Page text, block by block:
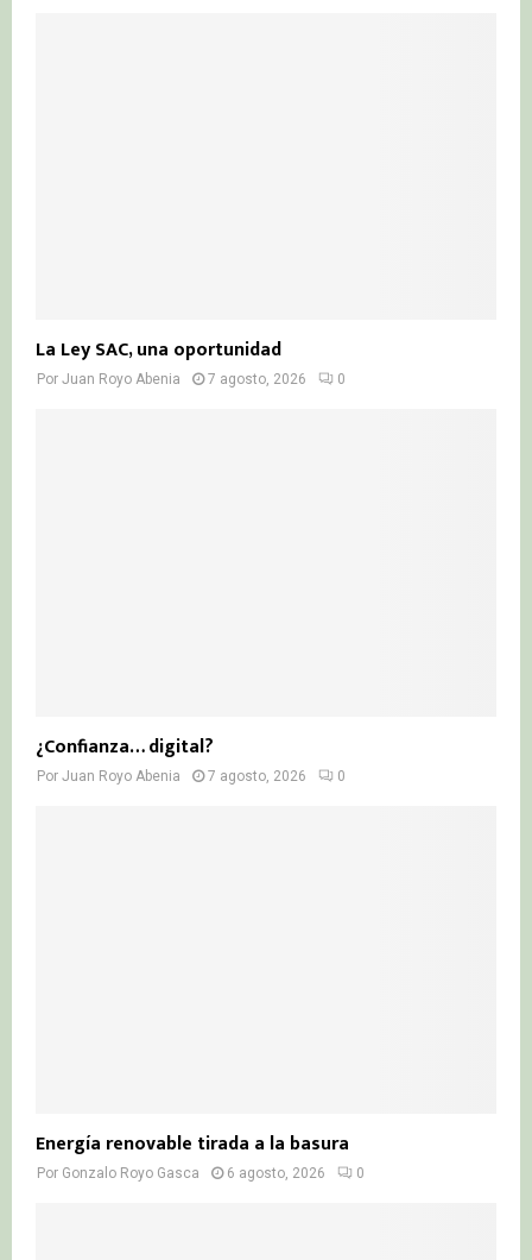
La Ley SAC, una oportunidad
Por Juan Royo Abenia 7 agosto, 2026 0
¿Confianza… digital?
Por Juan Royo Abenia 7 agosto, 2026 0
Energía renovable tirada a la basura
Por Gonzalo Royo Gasca 6 agosto, 2026 0